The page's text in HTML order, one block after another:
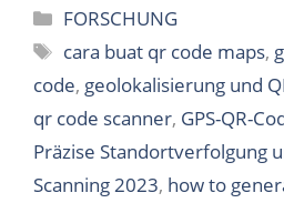
Categories
FORSCHUNG
Tags
cara buat qr code maps,
code, geolokalisierung und
qr code scanner, GPS-QR-
Präzise Standortverfolgung
Scanning 2023, how to